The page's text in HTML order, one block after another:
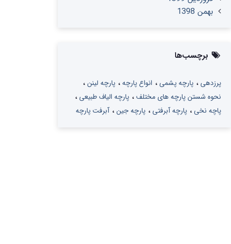
بهمن 1398
برچسب‌ها
پرزدهی پارچه پشمی انواع پارچه
پارچه لینن
نحوه شستن پارچه های مختلف
پارچه الیاف طبیعی
پاچه نخی
پارچه آبرفتی پارچه جین آبرفت پارچه